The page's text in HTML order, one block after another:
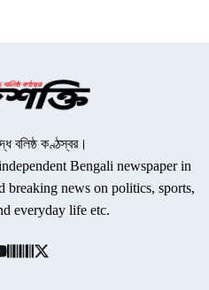
বলিষ্ঠ কণ্ঠস্বর।
Bengali newspaper in
breaking news on politics, sports,
everyday life etc.